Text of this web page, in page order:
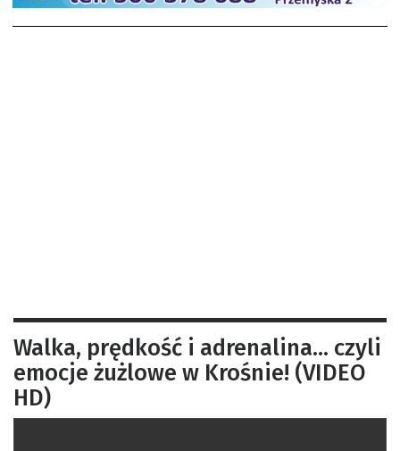
Walka, prędkość i adrenalina… czyli
emocje żużlowe w Krośnie! (VIDEO
HD)